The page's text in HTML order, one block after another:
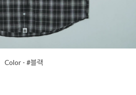
Color - #블랙